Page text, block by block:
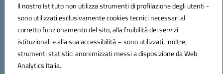
Il nostro Istituto non utilizza strumenti di profilazione degli utenti -
sono utilizzati esclusivamente cookies tecnici necessari al
corretto funzionamento del sito, alla fruibilità dei servizi
istituzionali e alla sua accessibilità – sono utilizzati, inoltre,
strumenti statistici anonimizzati messi a disposizione da Web
Analytics Italia.
Codice fiscale: 93071630714
Codice meccanografico:
FGPS210002
Codice unico di fatturazione (CUF): UF7W9K